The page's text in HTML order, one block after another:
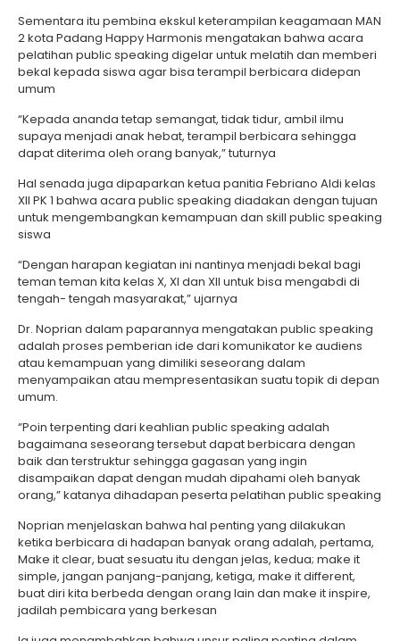
Sementara itu pembina ekskul keterampilan keagamaan MAN
2 kota Padang Happy Harmonis mengatakan bahwa acara
pelatihan public speaking digelar untuk melatih dan memberi
bekal kepada siswa agar bisa terampil berbicara didepan
umum
“Kepada ananda tetap semangat, tidak tidur, ambil ilmu
supaya menjadi anak hebat, terampil berbicara sehingga
dapat diterima oleh orang banyak,” tuturnya
Hal senada juga dipaparkan ketua panitia Febriano Aldi kelas
XII PK 1 bahwa acara public speaking diadakan dengan tujuan
untuk mengembangkan kemampuan dan skill public speaking
siswa
“Dengan harapan kegiatan ini nantinya menjadi bekal bagi
teman teman kita kelas X, XI dan XII untuk bisa mengabdi di
tengah- tengah masyarakat,” ujarnya
Dr. Noprian dalam paparannya mengatakan public speaking
adalah proses pemberian ide dari komunikator ke audiens
atau kemampuan yang dimiliki seseorang dalam
menyampaikan atau mempresentasikan suatu topik di depan
umum.
“Poin terpenting dari keahlian public speaking adalah
bagaimana seseorang tersebut dapat berbicara dengan
baik dan terstruktur sehingga gagasan yang ingin
disampaikan dapat dengan mudah dipahami oleh banyak
orang,” katanya dihadapan peserta pelatihan public speaking
Noprian menjelaskan bahwa hal penting yang dilakukan
ketika berbicara di hadapan banyak orang adalah, pertama,
Make it clear, buat sesuatu itu dengan jelas, kedua; make it
simple, jangan panjang-panjang, ketiga, make it different,
buat diri kita berbeda dengan orang lain dan make it inspire,
jadilah pembicara yang berkesan